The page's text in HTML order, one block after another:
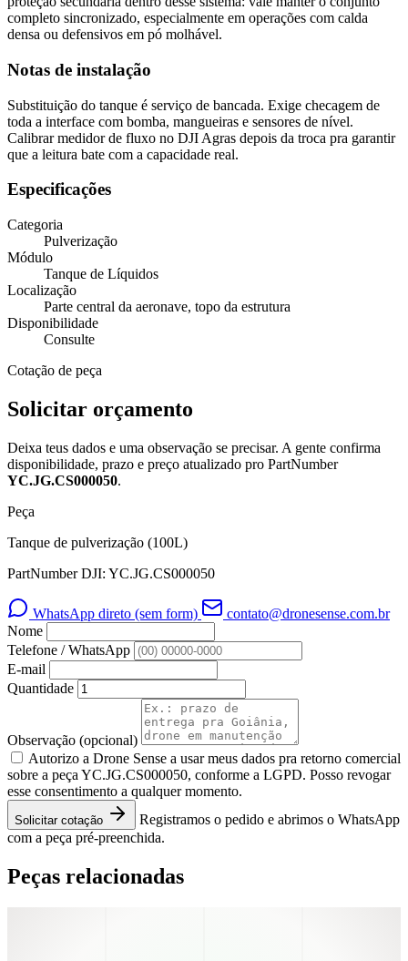
completo sincronizado, especialmente em operações com calda
densa ou defensivos em pó molhável.
Notas de instalação
Substituição do tanque é serviço de bancada. Exige checagem de
toda a interface com bomba, mangueiras e sensores de nível.
Calibrar medidor de fluxo no DJI Agras depois da troca pra garantir
que a leitura bate com a capacidade real.
Especificações
Categoria
Pulverização
Módulo
Tanque de Líquidos
Localização
Parte central da aeronave, topo da estrutura
Disponibilidade
Consulte
Cotação de peça
Solicitar orçamento
Deixa teus dados e uma observação se precisar. A gente confirma
disponibilidade, prazo e preço atualizado pro PartNumber
YC.JG.CS000050.
Peça
Tanque de pulverização (100L)
PartNumber DJI: YC.JG.CS000050
WhatsApp direto (sem form)
contato@dronesense.com.br
Nome
Telefone / WhatsApp
E-mail
Quantidade
Observação (opcional)
Autorizo a Drone Sense a usar meus dados pra retorno comercial
sobre a peça YC.JG.CS000050, conforme a LGPD. Posso revogar
esse consentimento a qualquer momento.
Solicitar cotação
Registramos o pedido e abrimos o WhatsApp
com a peça pré-preenchida.
Peças relacionadas